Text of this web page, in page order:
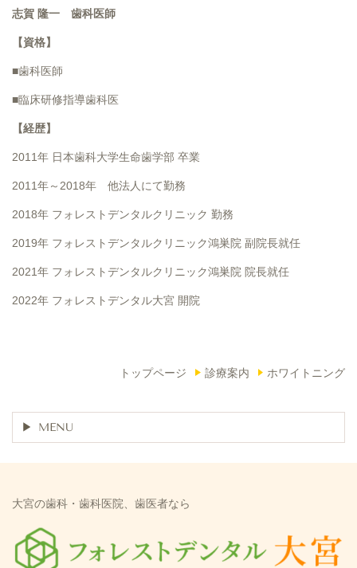
志賀 隆一 歯科医師
【資格】
■歯科医師
■臨床研修指導歯科医
【経歴】
2011年 日本歯科大学生命歯学部 卒業
2011年～2018年 他法人にて勤務
2018年 フォレストデンタルクリニック 勤務
2019年 フォレストデンタルクリニック鴻巣院 副院長就任
2021年 フォレストデンタルクリニック鴻巣院 院長就任
2022年 フォレストデンタル大宮 開院
トップページ 診療案内 ホワイトニング
MENU
大宮の歯科・歯科医院、歯医者なら